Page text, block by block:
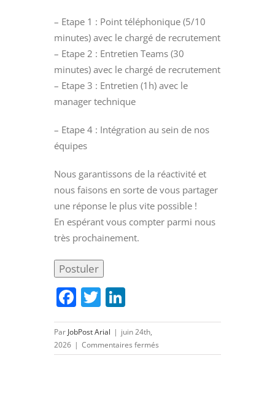
– Etape 1 : Point téléphonique (5/10
minutes) avec le chargé de recrutement
– Etape 2 : Entretien Teams (30
minutes) avec le chargé de recrutement
– Etape 3 : Entretien (1h) avec le
manager technique
– Etape 4 : Intégration au sein de nos
équipes
Nous garantissons de la réactivité et
nous faisons en sorte de vous partager
une réponse le plus vite possible !
En espérant vous compter parmi nous
très prochainement.
Facebook
Twitter
Par JobPost Arial | juin 24th,
2026 | Commentaires fermés
INGENIEUR